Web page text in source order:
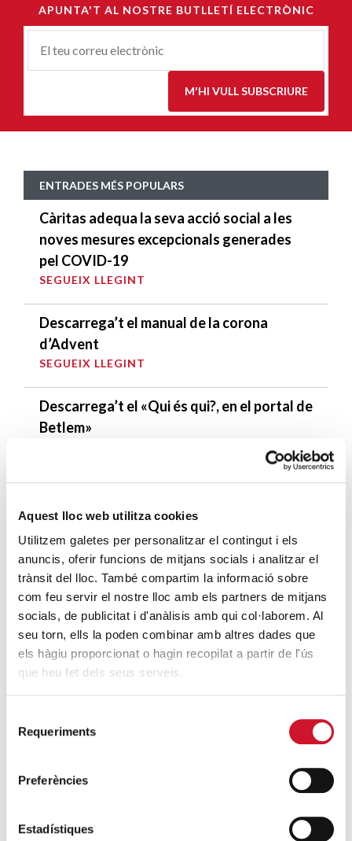
Aquest lloc web utilitza cookies
Utilitzem galetes per personalitzar el contingut i els
anuncis, oferir funcions de mitjans socials i analitzar el
trànsit del lloc. També compartim la informació sobre
com feu servir el nostre lloc amb els partners de mitjans
socials, de publicitat i d'anàlisis amb qui col·laborem. Al
seu torn, ells la poden combinar amb altres dades que
els hàgiu proporcionat o hagin recopilat a partir de l'ús
que heu fet dels seus serveis.
Requeriments
Preferències
Estadístiques
APUNTA'T AL NOSTRE BUTLLETÍ ELECTRÒNIC
Correu-
M'HI VULL SUBSCRIURE
ENTRADES MÉS POPULARS
Càritas adequa la seva acció social a les
noves mesures excepcionals generades
pel COVID-19
SEGUEIX LLEGINT
Descarrega’t el manual de la corona
d’Advent
SEGUEIX LLEGINT
Descarrega’t el «Qui és qui?, en el portal de
Betlem»
del COVID-19
ENTRADES RELACIONADES
Càritas Barcelona demana a la Generalitat
de Catalunya i al Govern d’Espanya
avançar en el traspàs de la gestió de l’IMV
SEGUEIX LLEGINT
Càritas ha acompanyat 21.888 persones
després del primer any de la DANA
celebrar aquest Nadal